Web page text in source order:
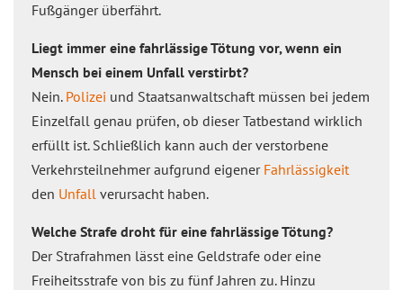
Fußgänger überfährt.
Liegt immer eine fahrlässige Tötung vor, wenn ein
Mensch bei einem Unfall verstirbt?
Nein. Polizei und Staatsanwaltschaft müssen bei jedem
Einzelfall genau prüfen, ob dieser Tatbestand wirklich
erfüllt ist. Schließlich kann auch der verstorbene
Verkehrsteilnehmer aufgrund eigener Fahrlässigkeit
den Unfall verursacht haben.
Welche Strafe droht für eine fahrlässige Tötung?
Der Strafrahmen lässt eine Geldstrafe oder eine
Freiheitsstrafe von bis zu fünf Jahren zu. Hinzu